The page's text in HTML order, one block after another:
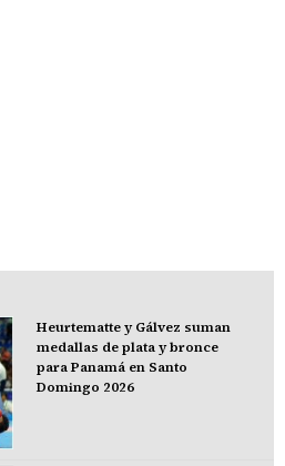
Heurtematte y Gálvez suman
medallas de plata y bronce
para Panamá en Santo
Domingo 2026